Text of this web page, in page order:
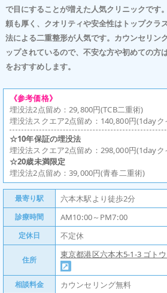
で目にすることが増えた人気クリニックです
頼も厚く、クオリティや安全性はトップクラ
法による二重整形が人気です。カウンセリン
ップされているので、不安な方や初めての方
をおすすめします。
《参考価格》
埋没法2点留め：29,800円(TCB二重術)
埋没法スクエア2点留め：140,800円(1day
☆10年保証の埋没法
埋没法スクエア2点留め：298,000円(1day
☆20歳未満限定
埋没法2点留め：39,000円(青春二重術)
最寄り駅 六本木駅より徒歩2分
診療時間 AM10:00～PM7:00
定休日 不定休
住所
東京都港区六本木5-1-3 ゴト
相談料金 カウンセリング無料